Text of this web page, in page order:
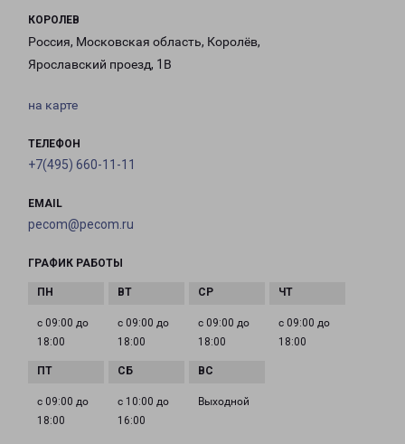
КОРОЛЕВ
Россия, Московская область, Королёв,
Ярославский проезд, 1В
на карте
ТЕЛЕФОН
+7(495) 660-11-11
EMAIL
pecom@pecom.ru
ГРАФИК РАБОТЫ
с 09:00 до
18:00
с 09:00 до
18:00
с 09:00 до
18:00
с 09:00 до
18:00
с 09:00 до
18:00
с 10:00 до
16:00
Выходной